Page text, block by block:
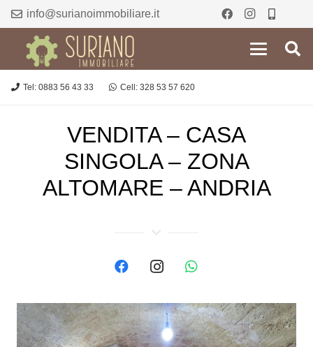
info@surianoimmobiliare.it
Tel: 0883 56 43 33 Cell: 328 53 57 620
VENDITA – CASA
SINGOLA – ZONA
ALTOMARE – ANDRIA